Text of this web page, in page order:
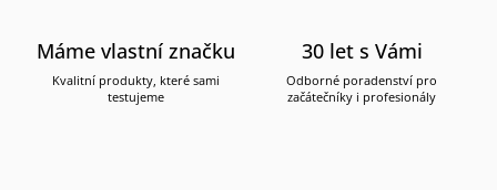
Máme vlastní značku
Kvalitní produkty, které sami
testujeme
30 let s Vámi
Odborné poradenství pro
začátečníky i profesionály